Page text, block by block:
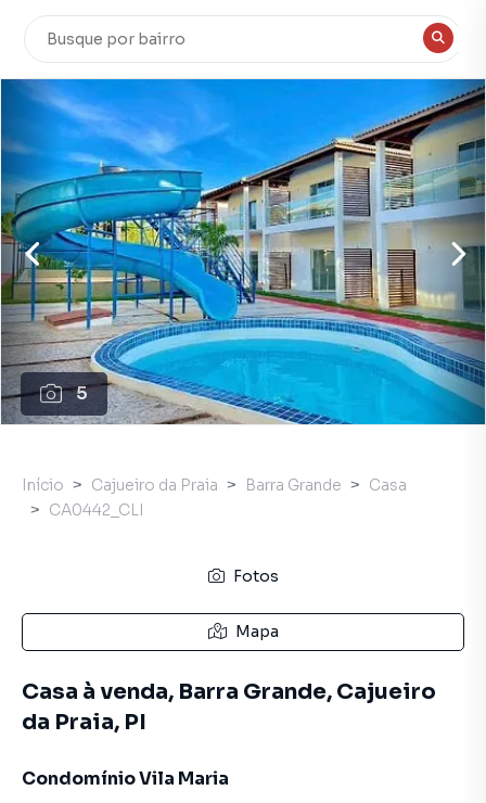
5
Início Cajueiro da Praia Barra Grande
Casa
CA0442_CLI
Fotos
Mapa
Casa à venda, Barra Grande, Cajueiro
da Praia, PI
Condomínio Vila Maria